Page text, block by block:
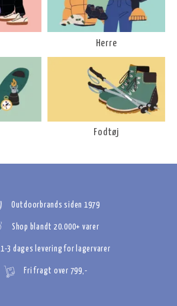
Herre
Fodtøj
Outdoorbrands siden 1979
Shop blandt 20.000+ varer
1-3 dages levering for lagervarer
Fri fragt over 799,-